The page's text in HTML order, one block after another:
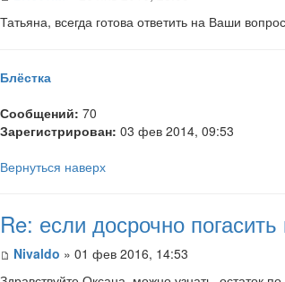
Татьяна, всегда готова ответить на Ваши
Блёстка
Сообщений: 70
Зарегистрирован: 03 фев 2014, 09:53
Вернуться наверх
Re: если досрочно
Nivaldo » 01 фев 2016, 14:53